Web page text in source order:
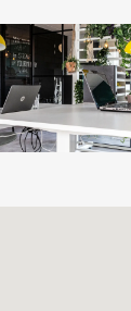
opFacebooken